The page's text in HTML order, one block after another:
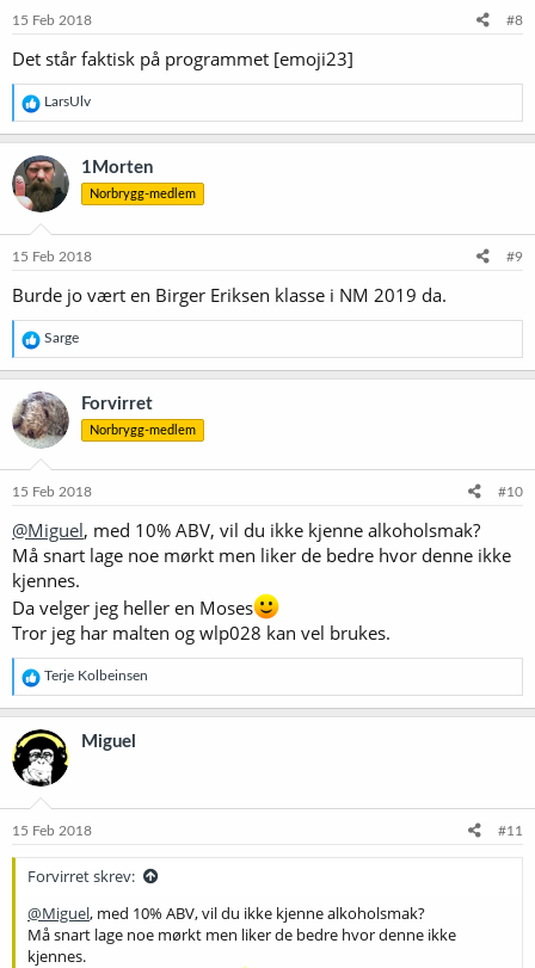
e
15 Feb 2018 #8
Det står faktisk på programmet [emoji23]
R
e
a
k
s
j
o
e
:
LarsUlv
1Morten
Norbrygg-medlem
15 Feb 2018 #9
Burde jo vært en Birger Eriksen klasse i NM 2019 da.
R
e
a
k
s
j
o
e
:
Sarge
Forvirret
Norbrygg-medlem
15 Feb 2018 #10
@Miguel, med 10% ABV, vil du ikke kjenne alkoholsmak?
Må snart lage noe mørkt men liker de bedre hvor denne ikke
kjennes.
Da velger jeg heller en Moses
Tror jeg har malten og wlp028 kan vel brukes.
R
e
a
k
s
o
e
Terje Kolbeinsen
Miguel
15 Feb 2018 #11
Forvirret skrev:
@Miguel, med 10% ABV, vil du ikke kjenne alkoholsmak?
Må snart lage noe mørkt men liker de bedre hvor denne ikke
kjennes.